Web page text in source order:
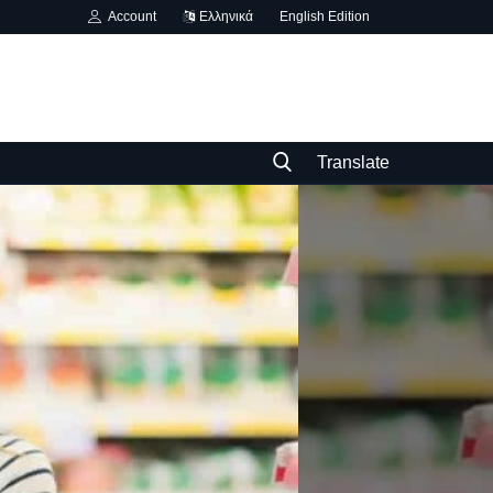
Account Ελληνικά English Edition
Translate